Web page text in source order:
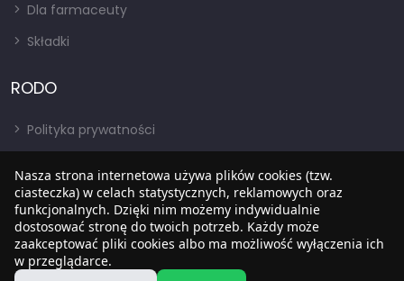
Dla farmaceuty
Składki
RODO
Polityka prywatności
RODO
BIP
Nasza strona internetowa używa plików cookies (tzw.
ciasteczka) w celach statystycznych, reklamowych oraz
funkcjonalnych. Dzięki nim możemy indywidualnie
dostosować stronę do twoich potrzeb. Każdy może
zaakceptować pliki cookies albo ma możliwość wyłączenia ich
w przeglądarce.